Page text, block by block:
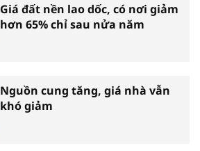
Giá đất nền lao dốc, có nơi giảm
hơn 65% chỉ sau nửa năm
Nguồn cung tăng, giá nhà vẫn
khó giảm